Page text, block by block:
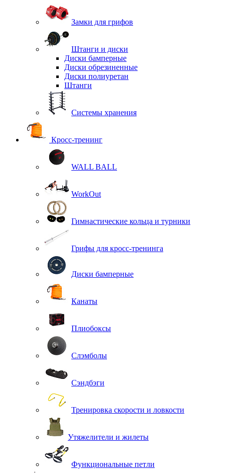
Замки для грифов
Штанги и диски
Диски бамперные
Диски обрезиненные
Диски полиуретан
Штанги
Системы хранения
Кросс-тренинг
WALL BALL
WorkOut
Гимнастические кольца и турники
Грифы для кросс-тренинга
Диски бамперные
Канаты
Плиобоксы
Слэмболы
Сэндбэги
Тренировка скорости и ловкости
Утяжелители и жилеты
Функциональные петли